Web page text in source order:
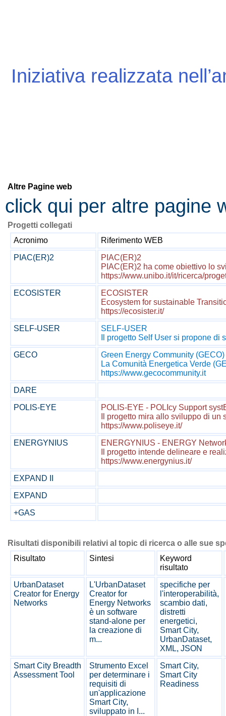
Iniziativa realizzata
Altre Pagine web
click qui per altre pagine
Progetti collegati
Acronimo
Riferimento WEB
PIAC(ER)2
PIAC(ER)2
PIAC(ER)2 ha come obiettivo lo
https://www.unibo.it/it/ricerca/
ECOSISTER
ECOSISTER
Ecosystem for sustainable
https://ecosister.it/
SELF-USER
SELF-USER
Il progetto Self User si propone
GECO
Green Energy Community (GECO)
La Comunità Energetica Verde
https://www.gecocommunity.it
DARE
POLIS-EYE
POLIS-EYE - POLIcy Support
Il progetto mira allo sviluppo di
https://www.poliseye.it/
ENERGYNIUS
ENERGYNIUS - ENERGY
Il progetto intende delineare e
https://www.energynius.it/
EXPAND II
EXPAND
+GAS
Risultati disponibili relativi al topic di ricerca o alle sue
Risultato
Sintesi
Keyword
risultato
UrbanDataset
Creator for Energy
Networks
L'UrbanDataset
Creator for
Energy Networks
è un software
stand-alone per
la creazione di
m...
specifiche per
l'interoperabilità,
scambio dati,
distretti
energetici,
Smart City,
UrbanDataset,
XML, JSON
Smart City Breadth
Assessment Tool
Strumento Excel
per determinare i
requisiti di
un'applicazione
Smart City,
sviluppato in I...
Smart City,
Smart City
Readiness